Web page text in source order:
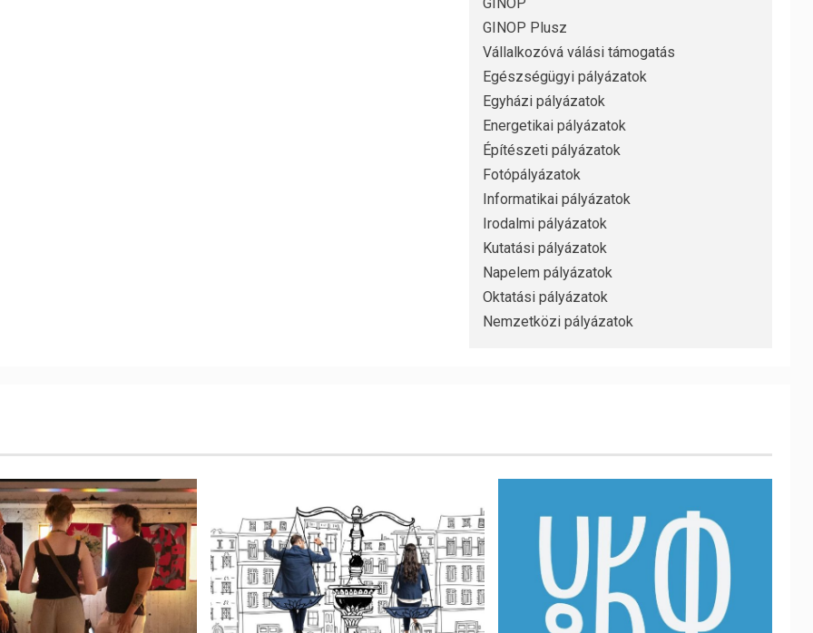
GINOP Plusz
Vállalkozóvá válási támogatás
Egészségügyi pályázatok
Egyházi pályázatok
Energetikai pályázatok
Építészeti pályázatok
Fotópályázatok
Informatikai pályázatok
Irodalmi pályázatok
Kutatási pályázatok
Napelem pályázatok
Oktatási pályázatok
Nemzetközi pályázatok